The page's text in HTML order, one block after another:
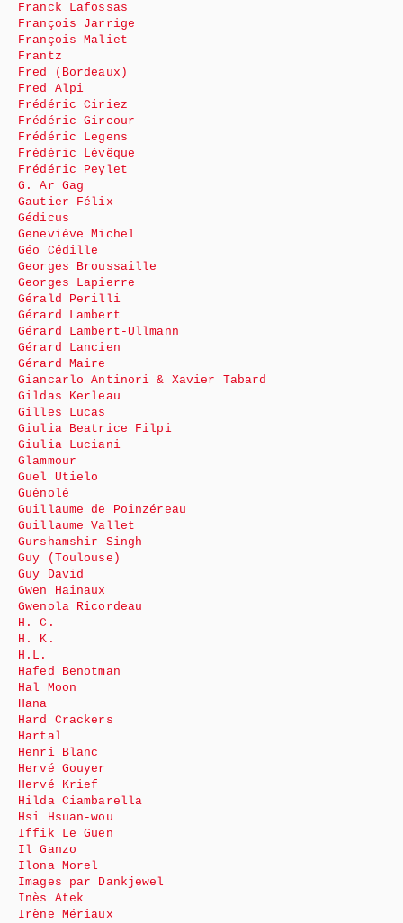
Franck Lafossas
François Jarrige
François Maliet
Frantz
Fred (Bordeaux)
Fred Alpi
Frédéric Ciriez
Frédéric Gircour
Frédéric Legens
Frédéric Lévêque
Frédéric Peylet
G. Ar Gag
Gautier Félix
Gédicus
Geneviève Michel
Géo Cédille
Georges Broussaille
Georges Lapierre
Gérald Perilli
Gérard Lambert
Gérard Lambert-Ullmann
Gérard Lancien
Gérard Maire
Giancarlo Antinori & Xavier Tabard
Gildas Kerleau
Gilles Lucas
Giulia Beatrice Filpi
Giulia Luciani
Glammour
Guel Utielo
Guénolé
Guillaume de Poinzéreau
Guillaume Vallet
Gurshamshir Singh
Guy (Toulouse)
Guy David
Gwen Hainaux
Gwenola Ricordeau
H. C.
H. K.
H.L.
Hafed Benotman
Hal Moon
Hana
Hard Crackers
Hartal
Henri Blanc
Hervé Gouyer
Hervé Krief
Hilda Ciambarella
Hsi Hsuan-wou
Iffik Le Guen
Il Ganzo
Ilona Morel
Images par Dankjewel
Inès Atek
Irène Mériaux